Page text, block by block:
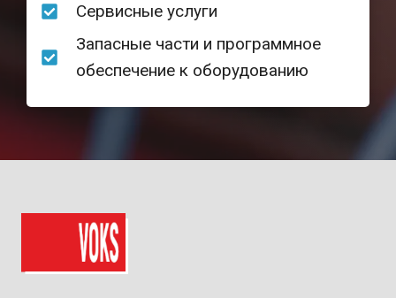
Сервисные услуги
Запасные части и программное
обеспечение к оборудованию